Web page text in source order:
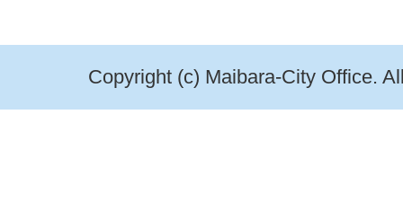
Copyright (c) Maibara-City Office.